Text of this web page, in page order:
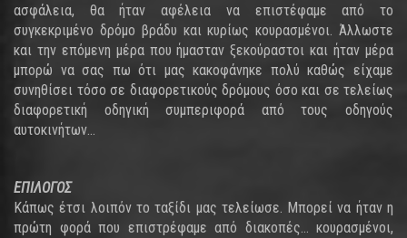
ασφάλεια, θα ήταν αφέλεια να επιστέφαμε από το
συγκεκριμένο δρόμο βράδυ και κυρίως κουρασμένοι. Άλλωστε
και την επόμενη μέρα που ήμασταν ξεκούραστοι και ήταν μέρα
μπορώ να σας πω ότι μας κακοφάνηκε πολύ καθώς είχαμε
συνηθίσει τόσο σε διαφορετικούς δρόμους όσο και σε τελείως
διαφορετική οδηγική συμπεριφορά από τους οδηγούς
αυτοκινήτων…
ΕΠΙΛΟΓΟΣ
Κάπως έτσι λοιπόν το ταξίδι μας τελείωσε. Μπορεί να ήταν η
πρώτη φορά που επιστρέφαμε από διακοπές… κουρασμένοι,